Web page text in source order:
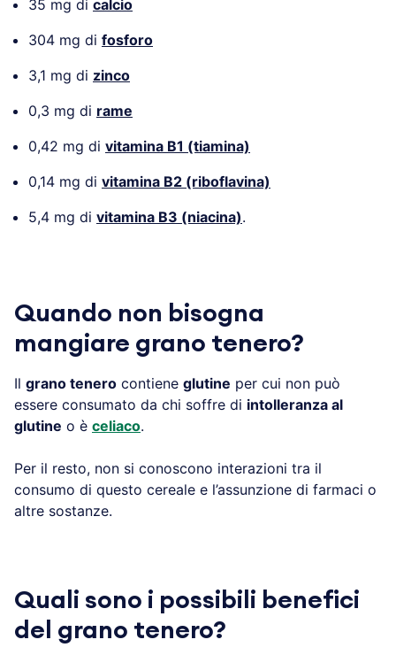
35 mg di calcio
304 mg di fosforo
3,1 mg di zinco
0,3 mg di rame
0,42 mg di vitamina B1 (tiamina)
0,14 mg di vitamina B2 (riboflavina)
5,4 mg di vitamina B3 (niacina).
Quando non bisogna
mangiare grano tenero?
Il grano tenero contiene glutine per cui non può
essere consumato da chi soffre di intolleranza al
glutine o è celiaco.
Per il resto, non si conoscono interazioni tra il
consumo di questo cereale e l’assunzione di farmaci o
altre sostanze.
Quali sono i possibili benefici
del grano tenero?